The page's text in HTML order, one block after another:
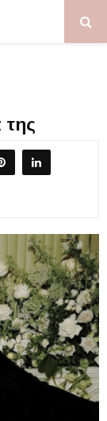
της